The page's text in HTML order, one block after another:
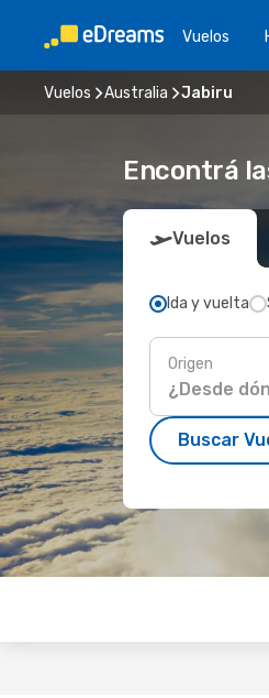
Vuelos
Vuelos Australia Jabiru
Encontrá
Vuelos
Ida y vuelta
Origen
Buscar